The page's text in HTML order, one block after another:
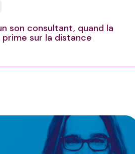
son consultant, quand la
sur la distance